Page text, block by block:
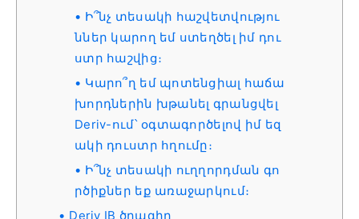
Ի՞նչ տեսակի հաշվետվությու
ններ կարող եմ ստեղծել իմ դու
ստր հաշվից։
Կարո՞ղ եմ պոտենցիալ հաճա
խորդներին խթանել գրանցվել
Deriv-ում՝ օգտագործելով իմ եզ
ակի դուստր հղումը։
Ի՞նչ տեսակի ուղղորդման գո
րծիքներ եք առաջարկում։
Deriv IB ծրագիր